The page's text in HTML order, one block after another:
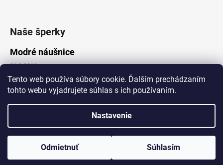
Tento web používa súbory cookie. Ďalším prechádzaním
tohto webu vyjadrujete súhlas s ich používaním.
Nastavenie
Odmietnuť Súhlasím
www.Lotka.sk - najkrajšie šperky za dobré ceny. Pri nákupe nad 50€
poštovné zdarma. Nakupujte s dôverou - naša spoločnosť je s
Naše šperky
Modré náušnice
21.8.2019
Vytvoril Shoptet
Lotka.sk. Všetky práva vyhradené.
Upraviť nastavenie cookies